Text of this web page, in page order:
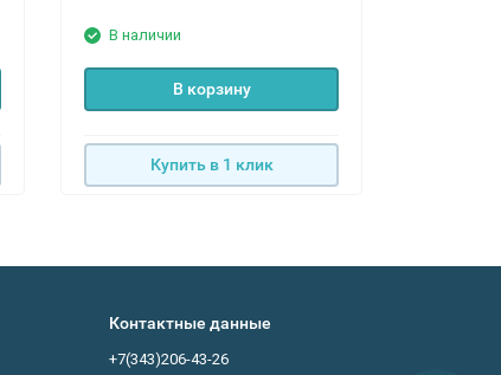
В наличии
В корзину
Купить в 1 клик
Контактные данные
+7(343)206-43-26